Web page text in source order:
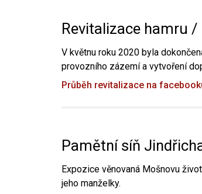
Revitalizace hamru
V květnu roku 2020 byla
provozního zázemí a vytvoření
Průběh revitalizace na
Pamětní síň
Expozice věnovaná Mošnovu
jeho manželky.